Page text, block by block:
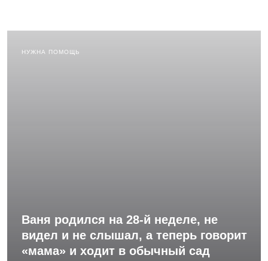
НУЖНА ПОМОЩЬ
Ваня родился на 28-й неделе, не
видел и не слышал, а теперь говорит
«мама» и ходит в обычный сад